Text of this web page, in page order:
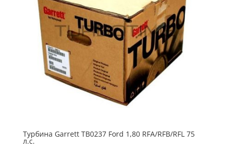
Турбина Garrett TB0237 Ford 1,80 RFA/RFB/RFL 75
л.с.